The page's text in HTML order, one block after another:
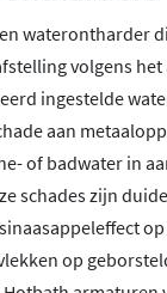
waterontharder
volgens het
ingestelde
aan
of badwater in
schades zijn
op